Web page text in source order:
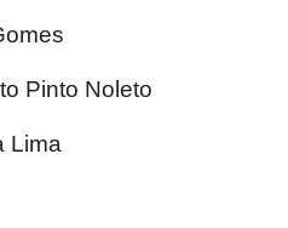
Pinto Noleto
Lima